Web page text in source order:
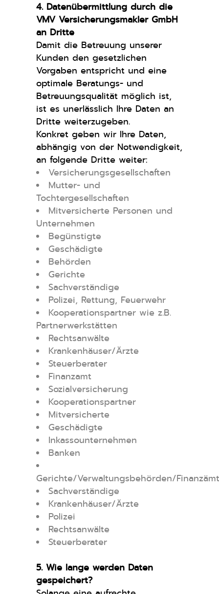
4. Datenübermittlung durch die
VMV Versicherungsmakler GmbH
an Dritte
Damit die Betreuung unserer
Kunden den gesetzlichen
Vorgaben entspricht und eine
optimale Beratungs- und
Betreuungsqualität möglich ist,
ist es unerlässlich Ihre Daten an
Dritte weiterzugeben.
Konkret geben wir Ihre Daten,
abhängig von der Notwendigkeit,
an folgende Dritte weiter:
Versicherungsgesellschaften
Mutter- und
Tochtergesellschaften
Mitversicherte Personen und
Unternehmen
Begünstigte
Geschädigte
Behörden
Gerichte
Sachverständige
Polizei, Rettung, Feuerwehr
Kooperationspartner wie z.B.
Partnerwerkstätten
Rechtsanwälte
Krankenhäuser/Ärzte
Steuerberater
Finanzamt
Sozialversicherung
Kooperationspartner
Mitversicherte
Geschädigte
Inkassounternehmen
Banken
Gerichte/Verwaltungsbehörden/
Sachverständige
Krankenhäuser/Ärzte
Polizei
Rechtsanwälte
Steuerberater
5. Wie lange werden Daten
gespeichert?